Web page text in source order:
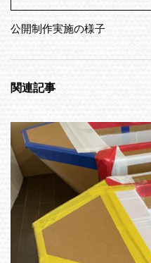
公開制作実施の様子
関連記事